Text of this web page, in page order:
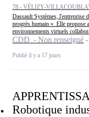
78 - VÉLIZY-
Dassault Systèmes, l'entreprise
progrès humain ». Elle propose
environnements virtuels
CDD - Non renseigné
Publié il y a 17 jours
Robotique